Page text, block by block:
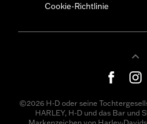
Cookie-Richtlinie
©2026 H-D oder seine
HARLEY, H-D und das Bar und